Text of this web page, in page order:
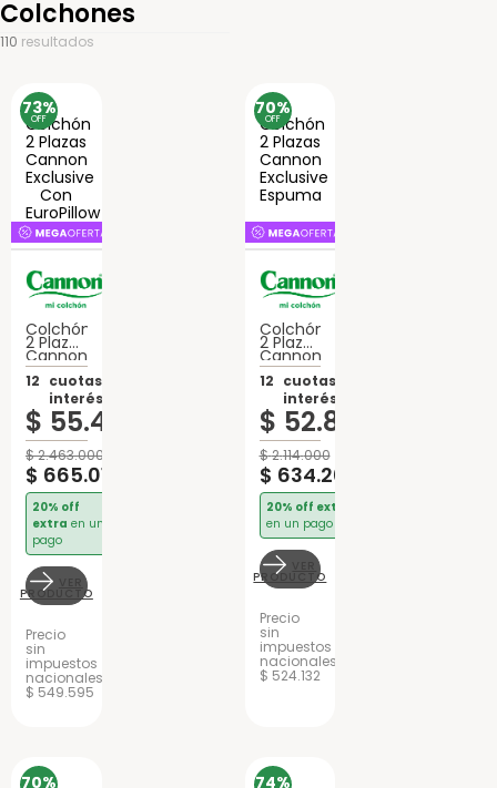
Colchones
110 resultados
73%
OFF
Colchón
2 Plazas
Cannon
Exclusive
Con
EuroPillow
Espuma
12 cuotas sin
interés de:
$ 55.418
$2.463.000
$ 665.010
20% off
extra en un
pago
PRODUCTO
Precio
sin
impuestos
nacionales
$ 549.595
70%
OFF
Colchón
2 Plazas
Cannon
Exclusive
Espuma
12 cuotas sin
interés de:
$ 52.850
$2.114.000
$ 634.200
20% off extra
en un pago
PRODUCTO
Precio
sin
impuestos
nacionales
$ 524.132
70% 74%